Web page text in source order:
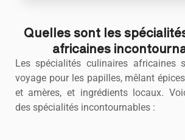
Quelles sont les
africaines
Les spécialités culinaires africaines
voyage pour les papilles, mêlant
et amères, et ingrédients locaux.
des spécialités incontournables :